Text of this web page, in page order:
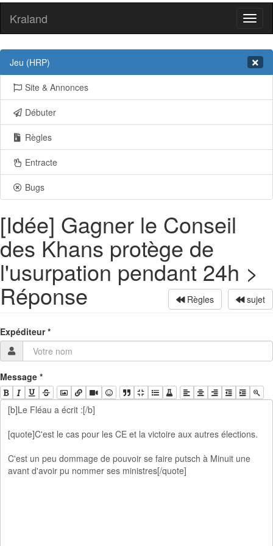
Kraland
Jeu (HRP)
Site & Annonces
Débuter
Règles
Entracte
Bugs
[Idée] Gagner le Conseil
des Khans protège de
l'usurpation pendant 24h >
Réponse Règles sujet
Expéditeur*
Message *